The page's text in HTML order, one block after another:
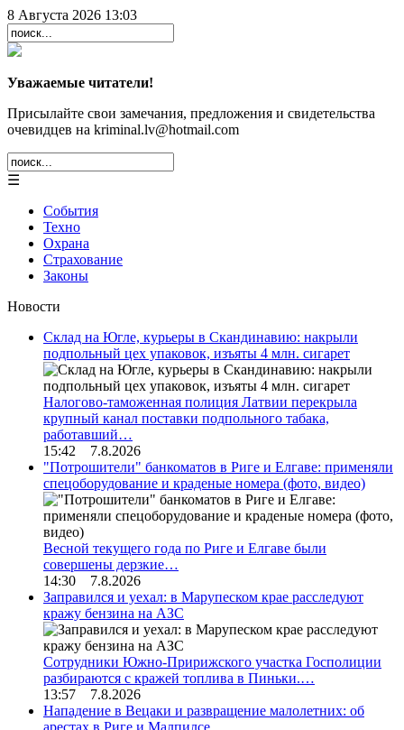
8 Августа 2026 13:03
Уважаемые читатели!
Присылайте свои замечания, предложения и свидетельства
очевидцев на kriminal.lv@hotmail.com
☰
События
Техно
Охрана
Страхование
Законы
Новости
Склад на Югле, курьеры в Скандинавию: накрыли
подпольный цех упаковок, изъяты 4 млн. сигарет
Налогово-таможенная полиция Латвии перекрыла
крупный канал поставки подпольного табака,
работавший…
15:42 7.8.2026
"Потрошители" банкоматов в Риге и Елгаве: применяли
спецоборудование и краденые номера (фото, видео)
Весной текущего года по Риге и Елгаве были
совершены дерзкие…
14:30 7.8.2026
Заправился и уехал: в Марупеском крае расследуют
кражу бензина на АЗС
Сотрудники Южно-Пририжского участка Госполиции
разбираются с кражей топлива в Пиньки.…
13:57 7.8.2026
Нападение в Вецаки и развращение малолетних: об
арестах в Риге и Малпилсе